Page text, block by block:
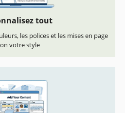
tout
les polices et les mises en page
votre style